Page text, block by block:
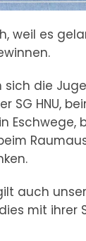
weil es
sich die
SG HNU,
Eschwege,
auch
mit ihrer